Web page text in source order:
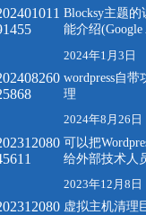
Blocksy主题的
能介绍(Google
2024年1月3日
wordpress自带
理
2024年8月26日
可以把
给外部技术人
2023年12月8日
虚拟主机清理